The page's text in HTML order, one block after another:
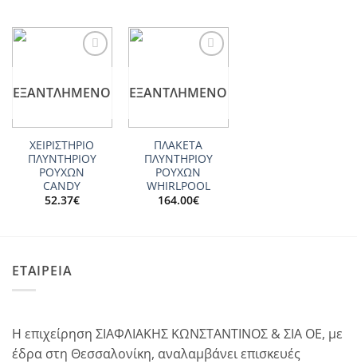
ΕΞΑΝΤΛΗΜΈΝΟ
ΧΕΙΡΙΣΤΗΡΙΟ
ΠΛΥΝΤΗΡΙΟΥ
ΡΟΥΧΩΝ
CANDY
52.37€
ΕΞΑΝΤΛΗΜΈΝΟ
ΠΛΑΚΕΤΑ
ΠΛΥΝΤΗΡΙΟΥ
ΡΟΥΧΩΝ
WHIRLPOOL
164.00€
ΕΤΑΙΡΕΙΑ
Η επιχείρηση ΣΙΑΦΛΙΑΚΗΣ ΚΩΝΣΤΑΝΤΙΝΟΣ & ΣΙΑ ΟΕ, με
έδρα στη Θεσσαλονίκη, αναλαμβάνει επισκευές